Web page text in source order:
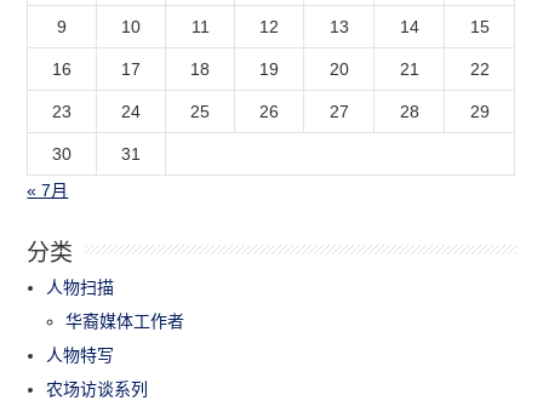
9 10 11 12 13 14 15
16 17 18 19 20 21 22
23 24 25 26 27 28 29
30
31
« 7月
分类
人物扫描
华裔媒体工作者
人物特写
农场访谈系列